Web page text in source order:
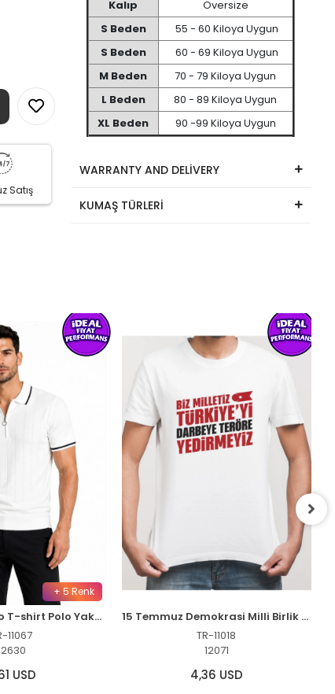
Satış
Kalıp
Oversize
S Beden
55 - 60 Kiloya Uygun
S Beden
60 - 69 Kiloya Uygun
M Beden
70 - 79 Kiloya Uygun
L Beden
80 - 89 Kiloya Uygun
XL Beden
90 -99 Kiloya Uygun
WARRANTY AND DELİVERY
KUMAŞ TÜRLERİ
+ 5 Renk
Erkek Fitilli Triko T-shirt Polo Yaka Yarım Fermuarlı Kısa Kollu Tişört - Beyaz
11067
USD
15 Temmuz Demokrasi Milli Birlik YEDİRMEYİZ Baskılı Bisiklet Yaka T-shirt - Beyaz
TR-11018
12071
4,36 USD